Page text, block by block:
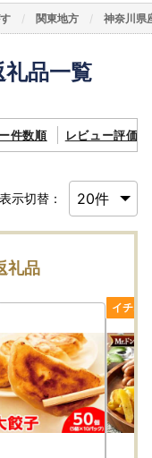
関東地方 神奈川県
品一覧
件数順 レビュー評価順
表示切替：
礼品